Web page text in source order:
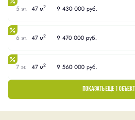
5 эт. 47 м2 9 430 000 руб.
6 эт. 47 м2 9 470 000 руб.
7 эт. 47 м2 9 560 000 руб.
Показать еще 1 объект